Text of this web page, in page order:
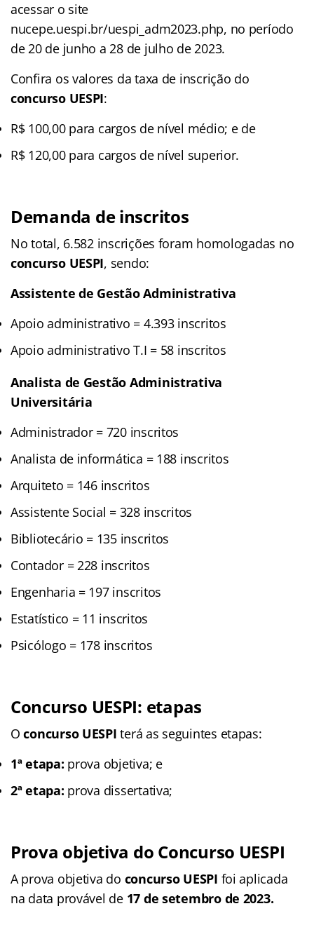
acessar o site
nucepe.uespi.br/uespi_adm2023.php, no período
de 20 de junho a 28 de julho de 2023.
Confira os valores da taxa de inscrição do
concurso UESPI:
R$ 100,00 para cargos de nível médio; e de
R$ 120,00 para cargos de nível superior.
Demanda de inscritos
No total, 6.582 inscrições foram homologadas no
concurso UESPI, sendo:
Assistente de Gestão Administrativa
Apoio administrativo = 4.393 inscritos
Apoio administrativo T.I = 58 inscritos
Analista de Gestão Administrativa
Universitária
Administrador = 720 inscritos
Analista de informática = 188 inscritos
Arquiteto = 146 inscritos
Assistente Social = 328 inscritos
Bibliotecário = 135 inscritos
Contador = 228 inscritos
Engenharia = 197 inscritos
Estatístico = 11 inscritos
Psicólogo = 178 inscritos
Concurso UESPI: etapas
Oconcurso UESPI terá as seguintes etapas:
1ª etapa: prova objetiva; e
2ª etapa: prova dissertativa;
Prova objetiva do Concurso UESPI
A prova objetiva do concurso UESPI foi aplicada
na data provável de 17 de setembro de 2023.